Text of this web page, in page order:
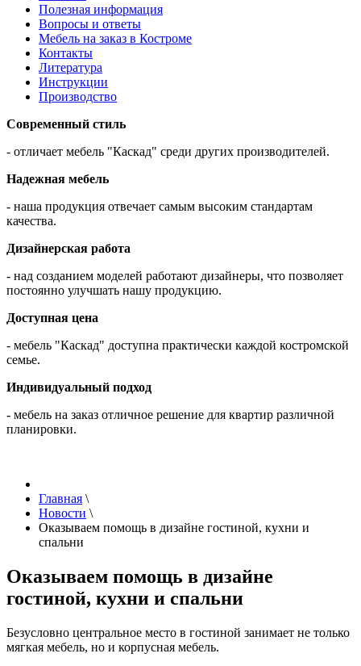
Полезная информация
Вопросы и ответы
Мебель на заказ в Костроме
Контакты
Литература
Инструкции
Производство
Современный стиль
- отличает мебель "Каскад" среди других производителей.
Надежная мебель
- наша продукция отвечает самым высоким стандартам
качества.
Дизайнерская работа
- над созданием моделей работают дизайнеры, что позволяет
постоянно улучшать нашу продукцию.
Доступная цена
- мебель "Каскад" доступна практически каждой костромской
семье.
Индивидуальный подход
- мебель на заказ отличное решение для квартир различной
планировки.
Главная \
Новости \
Оказываем помощь в дизайне гостиной, кухни и
спальни
Оказываем помощь в дизайне
гостиной, кухни и спальни
Безусловно центральное место в гостиной занимает не только
мягкая мебель, но и корпусная мебель.